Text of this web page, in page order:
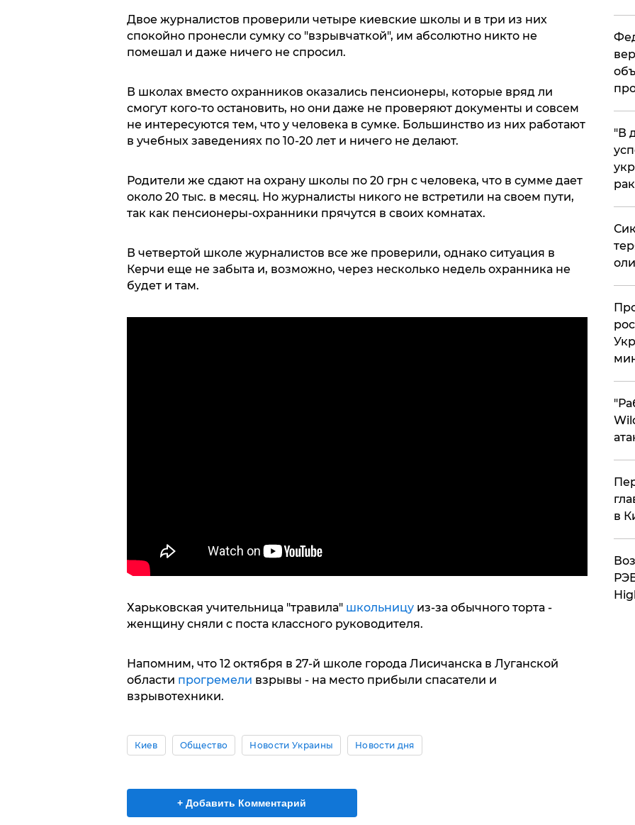
Двое журналистов проверили четыре киевские школы и в три из них
спокойно пронесли сумку со "взрывчаткой", им абсолютно никто не
помешал и даже ничего не спросил.
В школах вместо охранников оказались пенсионеры, которые вряд ли
смогут кого-то остановить, но они даже не проверяют документы и совсем
не интересуются тем, что у человека в сумке. Большинство из них работают
в учебных заведениях по 10-20 лет и ничего не делают.
Родители же сдают на охрану школы по 20 грн с человека, что в сумме дает
около 20 тыс. в месяц. Но журналисты никого не встретили на своем пути,
так как пенсионеры-охранники прячутся в своих комнатах.
В четвертой школе журналистов все же проверили, однако ситуация в
Керчи еще не забыта и, возможно, через несколько недель охранника не
будет и там.
Харьковская учительница "травила" школьницуиз-за обычного торта -
женщину сняли с поста классного руководителя.
Напомним, что 12 октября в 27-й школе города Лисичанска в Луганской
области прогремели взрывы - на место прибыли спасатели и
взрывотехники.
Киев Общество Новости Украины Новости дня
+ Добавить Комментарий
​"В
в